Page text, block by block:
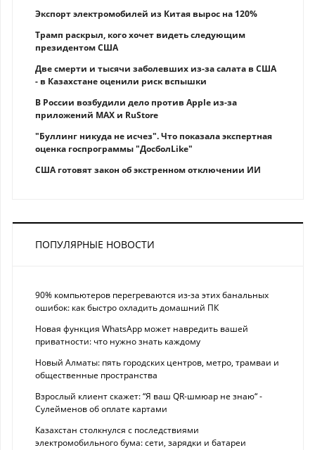
Экспорт электромобилей из Китая вырос на 120%
Трамп раскрыл, кого хочет видеть следующим
президентом США
Две смерти и тысячи заболевших из-за салата в США
- в Казахстане оценили риск вспышки
В России возбудили дело против Apple из-за
приложений MAX и RuStore
"Буллинг никуда не исчез". Что показала экспертная
оценка госпрограммы "ДосболLike"
США готовят закон об экстренном отключении ИИ
ПОПУЛЯРНЫЕ НОВОСТИ
90% компьютеров перегреваются из-за этих банальных
ошибок: как быстро охладить домашний ПК
Новая функция WhatsApp может навредить вашей
приватности: что нужно знать каждому
Новый Алматы: пять городских центров, метро, трамваи и
общественные пространства
Взрослый клиент скажет: “Я ваш QR-шмюар не знаю“ -
Сулейменов об оплате картами
Казахстан столкнулся с последствиями
электромобильного бума: сети, зарядки и батареи